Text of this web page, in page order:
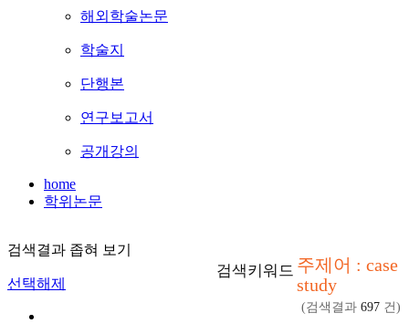
해외학술논문
학술지
단행본
연구보고서
공개강의
home
학위논문
검색결과 좁혀 보기
선택해제
검색키워드 주제어 : case
study
(검색결과 697 건)